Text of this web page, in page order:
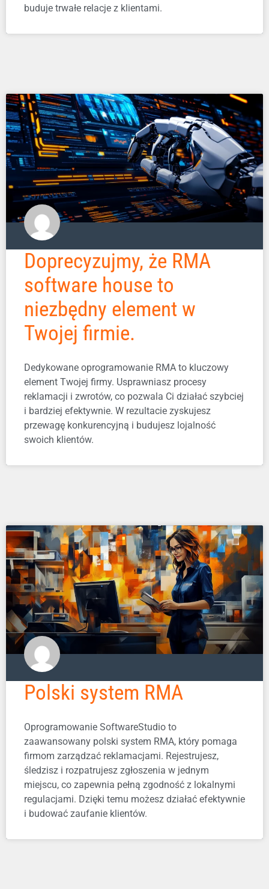
buduje trwałe relacje z klientami.
Doprecyzujmy, że RMA
software house to
niezbędny element w
Twojej firmie.
Dedykowane oprogramowanie RMA to kluczowy
element Twojej firmy. Usprawniasz procesy
reklamacji i zwrotów, co pozwala Ci działać szybciej
i bardziej efektywnie. W rezultacie zyskujesz
przewagę konkurencyjną i budujesz lojalność
swoich klientów.
Polski system RMA
Oprogramowanie SoftwareStudio to
zaawansowany polski system RMA, który pomaga
firmom zarządzać reklamacjami. Rejestrujesz,
śledzisz i rozpatrujesz zgłoszenia w jednym
miejscu, co zapewnia pełną zgodność z lokalnymi
regulacjami. Dzięki temu możesz działać efektywnie
i budować zaufanie klientów.